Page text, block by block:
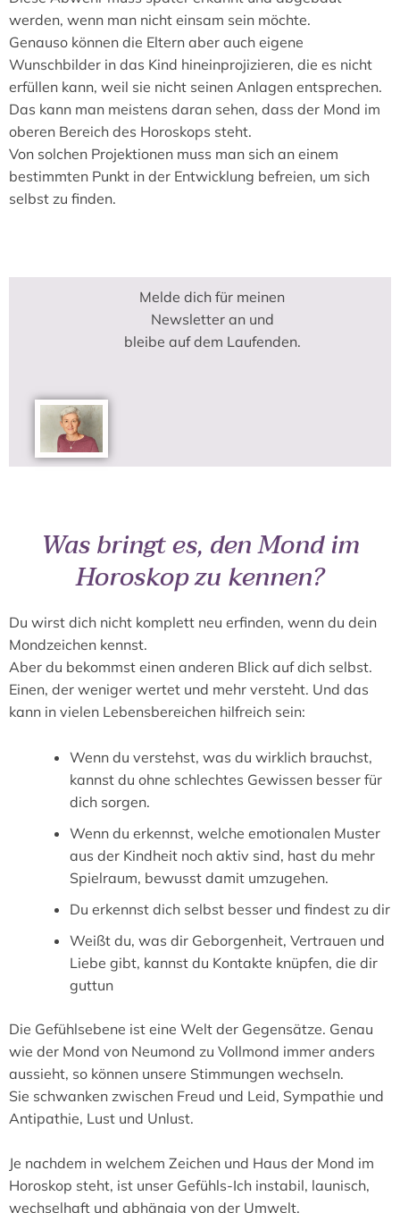
werden, wenn man nicht einsam sein möchte.
Genauso können die Eltern aber auch eigene
Wunschbilder in das Kind hineinprojizieren, die es nicht
erfüllen kann, weil sie nicht seinen Anlagen entsprechen.
Das kann man meistens daran sehen, dass der Mond im
oberen Bereich des Horoskops steht.
Von solchen Projektionen muss man sich an einem
bestimmten Punkt in der Entwicklung befreien, um sich
selbst zu finden.
Melde dich für meinen
Newsletter an und
bleibe auf dem Laufenden.
Was bringt es, den Mond im
Horoskop zu kennen?
Du wirst dich nicht komplett neu erfinden, wenn du dein
Mondzeichen kennst.
Aber du bekommst einen anderen Blick auf dich selbst.
Einen, der weniger wertet und mehr versteht. Und das
kann in vielen Lebensbereichen hilfreich sein:
Wenn du verstehst, was du wirklich brauchst,
kannst du ohne schlechtes Gewissen besser für
dich sorgen.
Wenn du erkennst, welche emotionalen Muster
aus der Kindheit noch aktiv sind, hast du mehr
Spielraum, bewusst damit umzugehen.
Du erkennst dich selbst besser und findest zu dir
Weißt du, was dir Geborgenheit, Vertrauen und
Liebe gibt, kannst du Kontakte knüpfen, die dir
guttun
Die Gefühlsebene ist eine Welt der Gegensätze. Genau
wie der Mond von Neumond zu Vollmond immer anders
aussieht, so können unsere Stimmungen wechseln.
Sie schwanken zwischen Freud und Leid, Sympathie und
Antipathie, Lust und Unlust.
Je nachdem in welchem Zeichen und Haus der Mond im
Horoskop steht, ist unser Gefühls-Ich instabil, launisch,
wechselhaft und abhängig von der Umwelt.